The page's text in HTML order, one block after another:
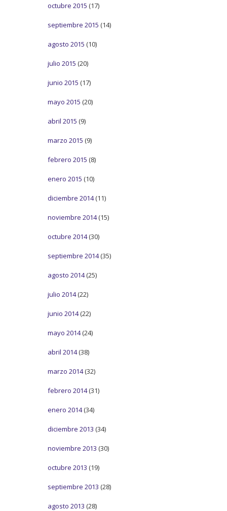
octubre 2015 (17)
septiembre 2015 (14)
agosto 2015 (10)
julio 2015 (20)
junio 2015 (17)
mayo 2015 (20)
abril 2015 (9)
marzo 2015 (9)
febrero 2015 (8)
enero 2015 (10)
diciembre 2014(11)
noviembre 2014(15)
octubre 2014(30)
septiembre 2014(35)
agosto 2014(25)
julio 2014(22)
junio 2014(22)
mayo 2014(24)
abril 2014(38)
marzo 2014(32)
febrero 2014(31)
enero 2014(34)
diciembre 2013 (34)
noviembre 2013 (30)
octubre 2013 (19)
septiembre 2013 (28)
agosto 2013 (28)